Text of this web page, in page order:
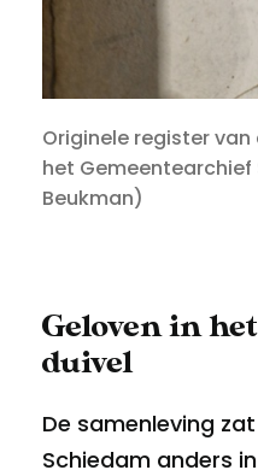
Originele register
het
Beukman)
Geloven in
duivel
De samenleving
Schiedam anders